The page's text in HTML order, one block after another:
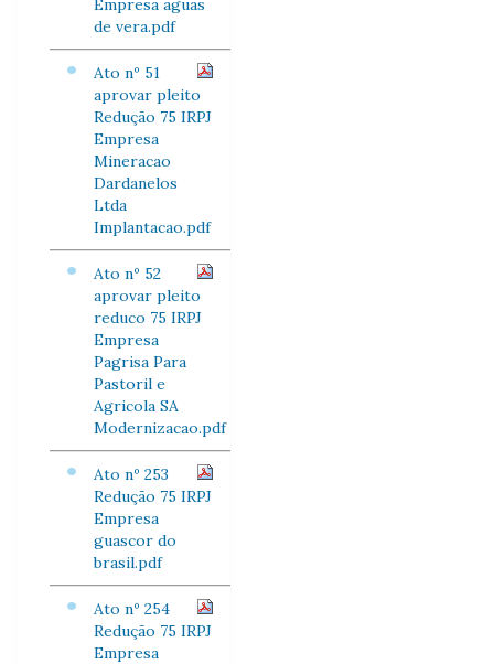
Empresa aguas
de vera.pdf
Ato nº 51
aprovar pleito
Redução 75 IRPJ
Empresa
Mineracao
Dardanelos
Ltda
Implantacao.pdf
Ato nº 52
aprovar pleito
reduco 75 IRPJ
Empresa
Pagrisa Para
Pastoril e
Agricola SA
Modernizacao.pdf
Ato nº 253
Redução 75 IRPJ
Empresa
guascor do
brasil.pdf
Ato nº 254
Redução 75 IRPJ
Empresa